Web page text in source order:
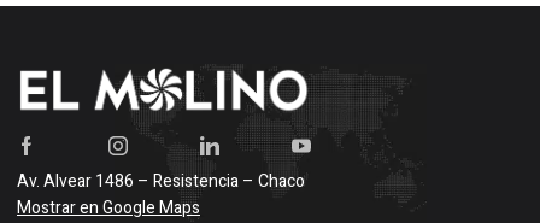
Av. Alvear 1486 – Resistencia – Chaco
Mostrar en Google Maps